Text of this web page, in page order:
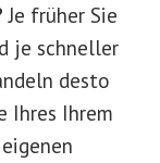
Je früher Sie
je schneller
desto
Ihres Ihrem